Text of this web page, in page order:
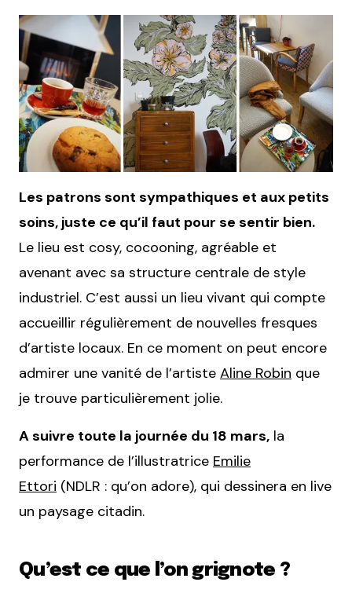
Les patrons sont sympathiques et aux petits
soins, juste ce qu’il faut pour se sentir bien.
Le lieu est cosy, cocooning, agréable et
avenant avec sa structure centrale de style
industriel. C’est aussi un lieu vivant qui compte
accueillir régulièrement de nouvelles fresques
d’artiste locaux. En ce moment on peut encore
admirer une vanité de l’artiste Aline Robin que
je trouve particulièrement jolie.
A suivre toute la journée du 18 mars, la
performance de l’illustratrice Emilie
Ettori (NDLR : qu’on adore), qui dessinera en live
un paysage citadin.
Qu’est ce que l’on grignote ?